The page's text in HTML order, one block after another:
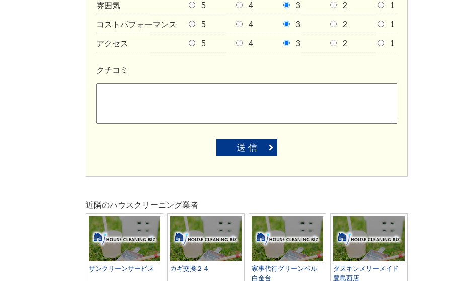
雰囲気 5 4 3 2 1
コストパフォーマンス 5 4 3 2 1
アクセス 5 4 3 2 1
クチコミ
送 信
近隣のハウスクリーニング業者
サンクリーンサービス カギ交換２４
家事代行グリーンベル
白金台
ダスキンメリーメイド
豊島西店